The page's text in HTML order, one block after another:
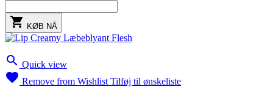
 KØB NÅ
 Quick view
 Remove from Wishlist Tilføj til ønskeliste